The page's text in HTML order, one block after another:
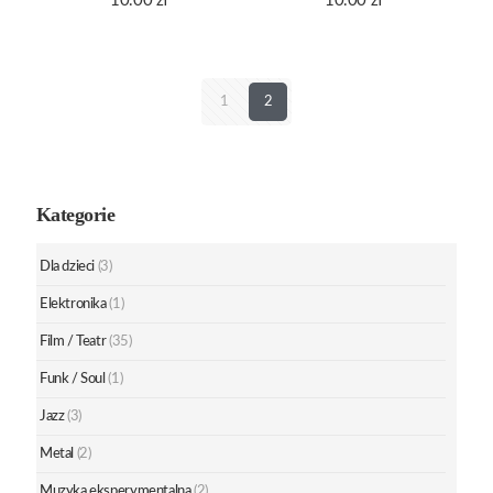
1 2
Kategorie
Dla dzieci (3)
Elektronika (1)
Film / Teatr (35)
Funk / Soul (1)
Jazz (3)
Metal (2)